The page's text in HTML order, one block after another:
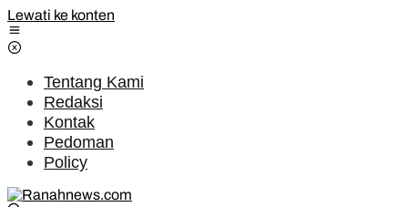
Lewati ke konten
Tentang Kami
Redaksi
Kontak
Pedoman
Policy